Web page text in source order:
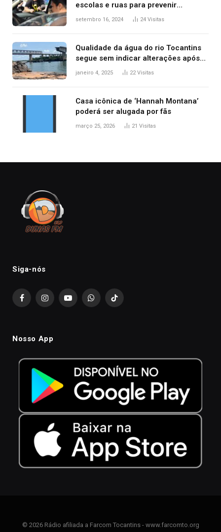
escolas e ruas para prevenir
acidentes no trânsito no AP
setembro 16, 2024 24 Visitas
Qualidade da água do rio Tocantins
segue sem indicar alterações após
desabamento da ponte entre MA e
janeiro 4, 2025 22Visitas
Casa icônica de ‘Hannah Montana’
poderá ser alugada por fãs
março 25, 2026 21 Visitas
Siga-nós
FacebookInstagramYouTubeWhatsAppTikTok
Nosso App
© 2026 Rádio afiliada a Farcom Tocantins - www.farcomto.org